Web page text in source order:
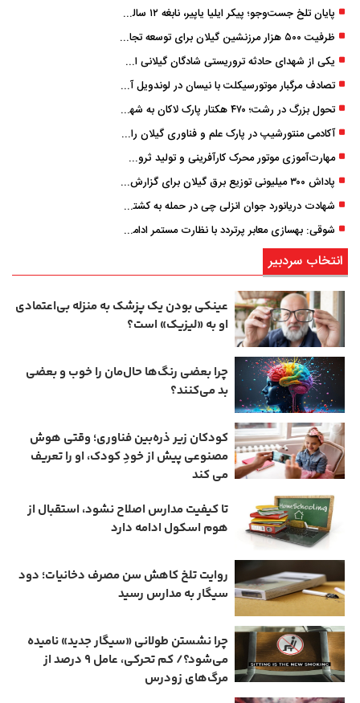
پایان تلخ جست‌وجو؛ پیکر ایلیا یاپیر، نابغه ۱۲ ساله لاهیجانی پیدا شد
ظرفیت ۵۰۰ هزار مرزنشین گیلان برای توسعه تجارت فعال می‌شود
یکی از شهدای حادثه تروریستی شادگان گیلانی است/ شهادت «سینا سیاه‌ نژاد» در درگیری با اشرار مسلح
تصادف مرگبار موتورسیکلت با نیسان در لوندویل آستارا/ انتقال مصدوم با اورژانس هوایی به رشت
تحول بزرگ در رشت؛ ۴۷۰ هکتار پارک لاکان به شهر ملحق می‌شود/ انتقال سند به‌ زودی
آکادمی منتورشیپ در پارک علم و فناوری گیلان راه‌اندازی شد
مهارت‌آموزی موتور محرک کارآفرینی و تولید ثروت است
پاداش ۳۰۰ میلیونی توزیع برق گیلان برای گزارش ماینرهای غیرمجاز
شهادت دریانورد جوان انزلی چی در حمله به کشتی تجاری در دریای کاسپین
شوقی: بهسازی معابر پرتردد با نظارت مستمر ادامه دارد
انتخاب سردبیر
عینکی‌ بودن یک پزشک به منزله بی‌اعتمادی
او به «لیزیک» است؟
چرا بعضی رنگ‌ها حال‌مان را خوب و بعضی
بد می‌کنند؟
کودکان زیر ذره‌بین فناوری؛ وقتی هوش
مصنوعی پیش از خودِ کودک، او را تعریف
می ‌کند
تا کیفیت مدارس اصلاح نشود، استقبال از
هوم ‌اسکول ادامه دارد
روایت تلخ کاهش سن مصرف دخانیات؛ دود
سیگار به مدارس رسید
چرا نشستن طولانی «سیگار جدید» نامیده
می‌شود؟/ کم‌ تحرکی، عامل ۹ درصد از
مرگ‌های زودرس